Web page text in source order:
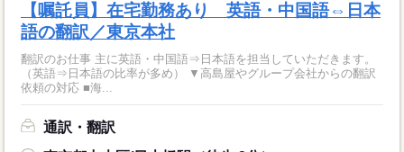
【嘱託員】在宅勤務あり 英語・中国語⇔日本
語の翻訳／東京本社
翻訳のお仕事 主に英語・中国語⇒日本語を担当していただきます。
（英語⇒日本語の比率が多め） ▼高島屋やグループ会社からの翻訳
依頼の対応 ■海...
通訳・翻訳